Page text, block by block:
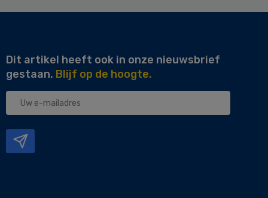
Dit artikel heeft ook in onze nieuwsbrief
gestaan. Blijf op de hoogte.
Uw